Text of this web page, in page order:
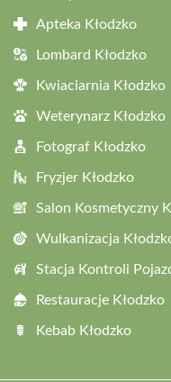
Apteka Kłodzko
Lombard Kłodzko
Kwiaciarnia Kłodzko
Weterynarz Kłodzko
Fotograf Kłodzko
Fryzjer Kłodzko
Salon Kosmetyczny
Wulkanizacja
Stacja Kontroli
Restauracje Kłodzko
Kebab Kłodzko